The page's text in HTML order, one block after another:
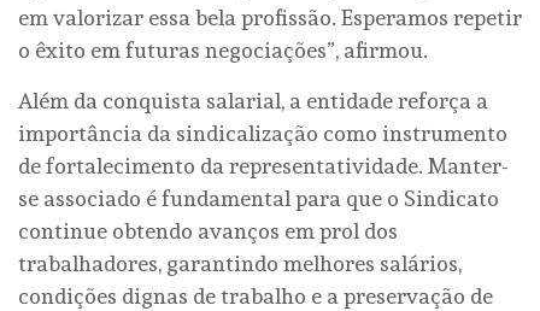
em valorizar essa bela profissão. Esperamos repetir
o êxito em futuras negociações”, afirmou.
Além da conquista salarial, a entidade reforça a
importância da sindicalização como instrumento
de fortalecimento da representatividade. Manter-
se associado é fundamental para que o Sindicato
continue obtendo avanços em prol dos
trabalhadores, garantindo melhores salários,
condições dignas de trabalho e a preservação de